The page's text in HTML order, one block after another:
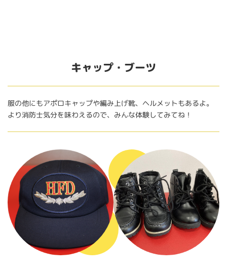
キャップ・ブーツ
服の他にもアポロキャップや編み上げ靴、ヘルメットもあるよ。
より消防士気分を味わえるので、みんな体験してみてね！